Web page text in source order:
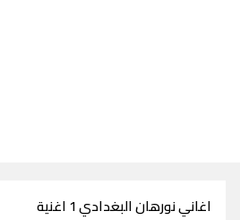
اغاني نورهان البغدادي 1 اغنية